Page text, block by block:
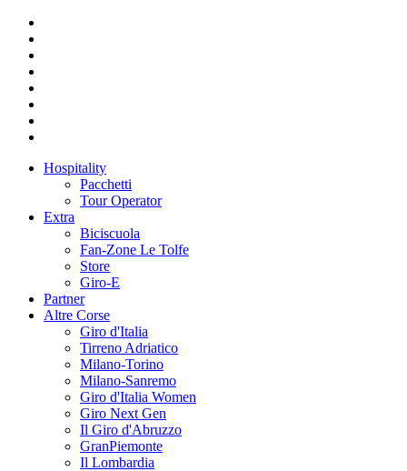
Hospitality
Pacchetti
Tour Operator
Extra
Biciscuola
Fan-Zone Le Tolfe
Store
Giro-E
Partner
Altre Corse
Giro d'Italia
Tirreno Adriatico
Milano-Torino
Milano-Sanremo
Giro d'Italia Women
Giro Next Gen
Il Giro d'Abruzzo
GranPiemonte
Il Lombardia